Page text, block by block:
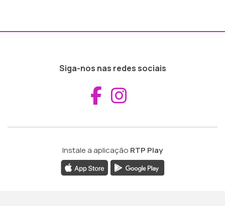
Siga-nos nas redes sociais
Aceder ao
Instale a aplicação RTP Play